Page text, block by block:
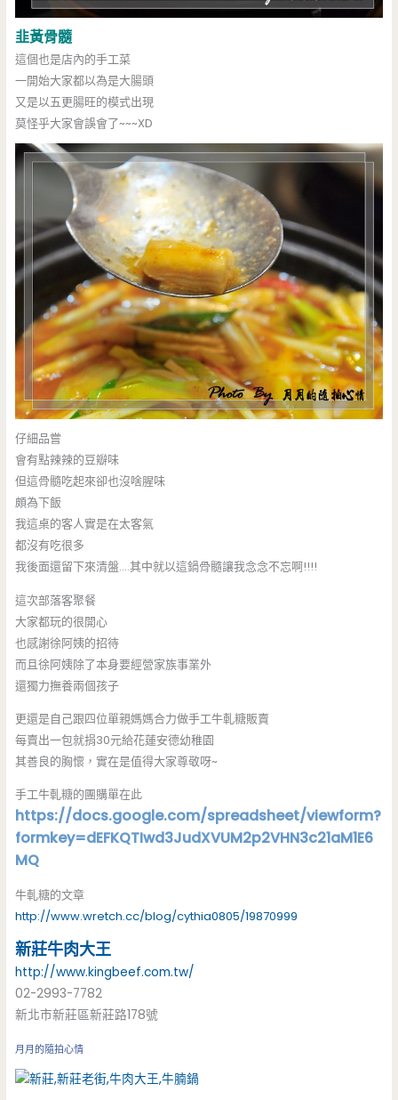
韭黃骨髓
這個也是店內的手工菜
一開始大家都以為是大腸頭
又是以五更腸旺的模式出現
莫怪乎大家會誤會了~~~XD
仔細品嘗
會有點辣辣的豆瓣味
但這骨髓吃起來卻也沒啥腥味
頗為下飯
我這桌的客人實是在太客氣
都沒有吃很多
我後面還留下來清盤….其中就以這鍋骨髓讓我念念不忘啊!!!!
這次部落客聚餐
大家都玩的很開心
也感謝徐阿姨的招待
而且徐阿姨除了本身要經營家族事業外
還獨力撫養兩個孩子
更還是自己跟四位單親媽媽合力做手工牛軋糖販賣
每賣出一包就捐30元給花蓮安德幼稚園
其善良的胸懷，實在是值得大家尊敬呀~
手工牛軋糖的團購單在此
https://docs.google.com/spreadsheet/viewform?
formkey=dEFKQTIwd3JudXVUM2p2VHN3c21aM1E6
MQ
牛軋糖的文章
http://www.wretch.cc/blog/cythia0805/19870999
新莊牛肉大王
http://www.kingbeef.com.tw/
02-2993-7782
新北市新莊區新莊路178號
月月的隨拍心情